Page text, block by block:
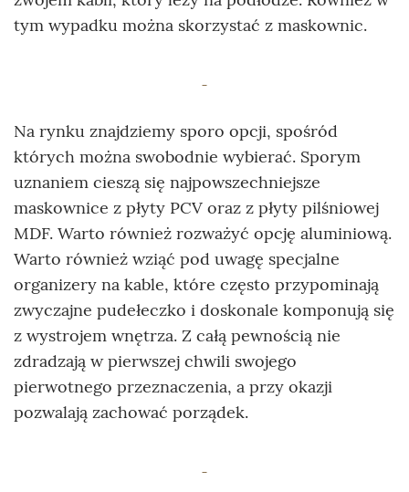
tym wypadku można skorzystać z maskownic.
Na rynku znajdziemy sporo opcji, spośród
których można swobodnie wybierać. Sporym
uznaniem cieszą się najpowszechniejsze
maskownice z płyty PCV oraz z płyty pilśniowej
MDF. Warto również rozważyć opcję aluminiową.
Warto również wziąć pod uwagę specjalne
organizery na kable, które często przypominają
zwyczajne pudełeczko i doskonale komponują się
z wystrojem wnętrza. Z całą pewnością nie
zdradzają w pierwszej chwili swojego
pierwotnego przeznaczenia, a przy okazji
pozwalają zachować porządek.